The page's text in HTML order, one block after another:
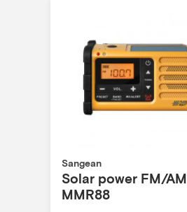
Sangean
Solar power FM/AM
MMR88